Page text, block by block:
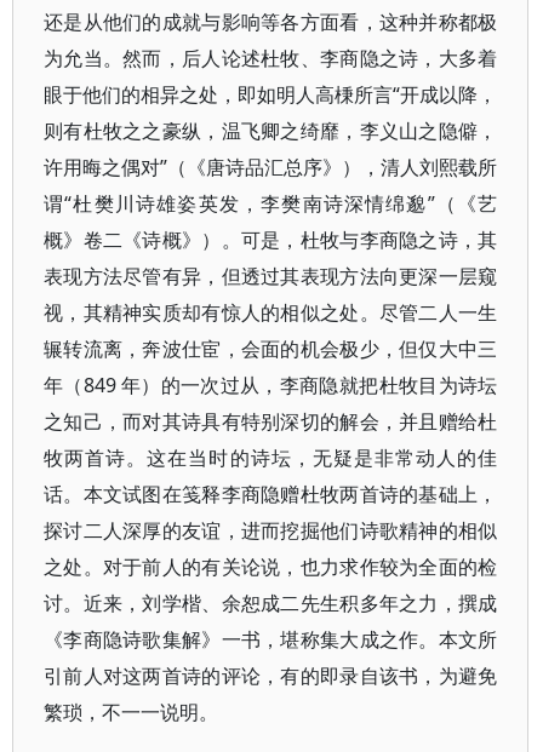
还是从他们的成就与影响等各方面看，这种并称都极
为允当。然而，后人论述杜牧、李商隐之诗，大多着
眼于他们的相异之处，即如明人高棅所言“开成以降，
则有杜牧之之豪纵，温飞卿之绮靡，李义山之隐僻，
许用晦之偶对”（《唐诗品汇总序》），清人刘熙载所
谓“杜樊川诗雄姿英发，李樊南诗深情绵邈”（《艺
概》卷二《诗概》）。可是，杜牧与李商隐之诗，其
表现方法尽管有异，但透过其表现方法向更深一层窥
视，其精神实质却有惊人的相似之处。尽管二人一生
辗转流离，奔波仕宦，会面的机会极少，但仅大中三
年（849 年）的一次过从，李商隐就把杜牧目为诗坛
之知己，而对其诗具有特别深切的解会，并且赠给杜
牧两首诗。这在当时的诗坛，无疑是非常动人的佳
话。本文试图在笺释李商隐赠杜牧两首诗的基础上，
探讨二人深厚的友谊，进而挖掘他们诗歌精神的相似
之处。对于前人的有关论说，也力求作较为全面的检
讨。近来，刘学楷、余恕成二先生积多年之力，撰成
《李商隐诗歌集解》一书，堪称集大成之作。本文所
引前人对这两首诗的评论，有的即录自该书，为避免
繁琐，不一一说明。